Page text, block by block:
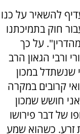
להשאיר על כנו
חוק בתמיכתנו
על כך
ורבי הגאון הרב
שנשתדל במכון
קרובים במקרה
חושש שמכון
של דבר פירושו
זרע. כשהוא שמע